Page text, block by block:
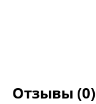
Отзывы (0)